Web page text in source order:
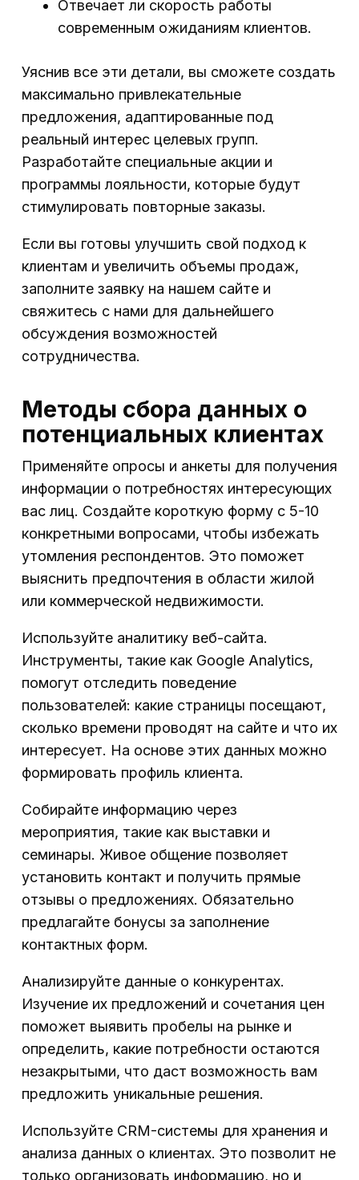
Отвечает ли скорость работы
современным ожиданиям клиентов.
Уяснив все эти детали, вы сможете создать
максимально привлекательные
предложения, адаптированные под
реальный интерес целевых групп.
Разработайте специальные акции и
программы лояльности, которые будут
стимулировать повторные заказы.
Если вы готовы улучшить свой подход к
клиентам и увеличить объемы продаж,
заполните заявку на нашем сайте и
свяжитесь с нами для дальнейшего
обсуждения возможностей
сотрудничества.
Методы сбора данных о
потенциальных клиентах
Применяйте опросы и анкеты для получения
информации о потребностях интересующих
вас лиц. Создайте короткую форму с 5-10
конкретными вопросами, чтобы избежать
утомления респондентов. Это поможет
выяснить предпочтения в области жилой
или коммерческой недвижимости.
Используйте аналитику веб-сайта.
Инструменты, такие как Google Analytics,
помогут отследить поведение
пользователей: какие страницы посещают,
сколько времени проводят на сайте и что их
интересует. На основе этих данных можно
формировать профиль клиента.
Собирайте информацию через
мероприятия, такие как выставки и
семинары. Живое общение позволяет
установить контакт и получить прямые
отзывы о предложениях. Обязательно
предлагайте бонусы за заполнение
контактных форм.
Анализируйте данные о конкурентах.
Изучение их предложений и сочетания цен
поможет выявить пробелы на рынке и
определить, какие потребности остаются
незакрытыми, что даст возможность вам
предложить уникальные решения.
Используйте CRM-системы для хранения и
анализа данных о клиентах. Это позволит не
только организовать информацию, но и